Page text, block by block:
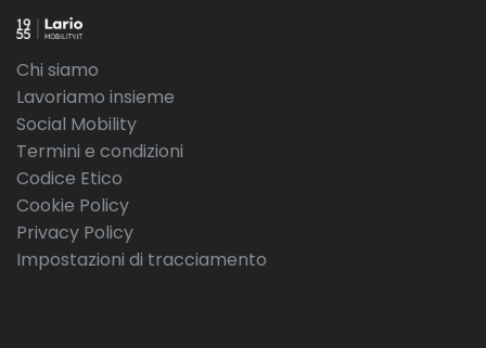
Chi siamo
Lavoriamo insieme
Social Mobility
Termini e condizioni
Codice Etico
Cookie Policy
Privacy Policy
Impostazioni di tracciamento